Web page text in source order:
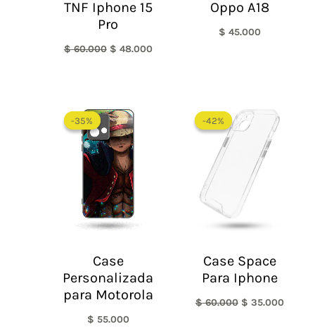
TNF Iphone 15
Pro
$60.000 $ 48.000
Oppo A18
$ 45.000
-35%
-35%
Case
Personalizada
para Motorola
$ 55.000
-42%
-42%
Case Space
Para Iphone
$60.000
precio
original
$ 60.000.
$ 35.000